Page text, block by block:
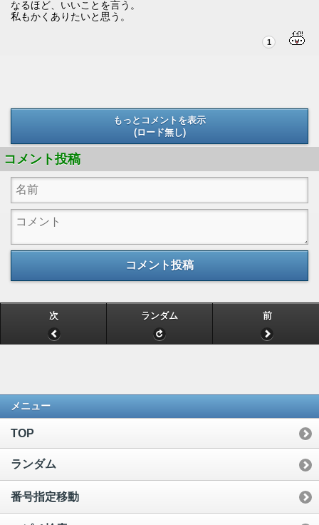
なるほど、いいことを言う。
私もかくありたいと思う。
1
もっとコメントを表示
(ロード無し)
コメント投稿
コメント投稿
次 ランダム 前
メニュー
TOP
ランダム
番号指定移動